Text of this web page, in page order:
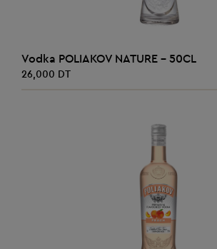
AJOUTER AU PANIER
Vodka POLIAKOV NATURE - 50CL
26,000 DT